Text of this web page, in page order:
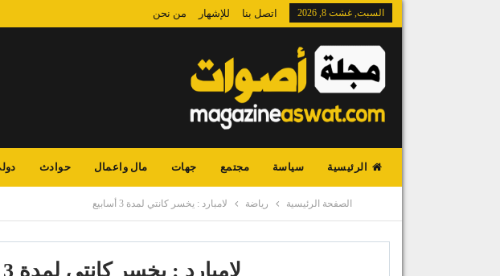
السبت, غشت 8, 2026 اتصل بنا للإشهار من نحن
الرئيسية سياسة مجتمع جهات مال واعمال حوادث
الصفحة الرئيسية رياضة لامبارد : يخسر كانتي لمدة 3 أسابيع
لامبارد : يخسر كانتي لمدة 3 أسابيع